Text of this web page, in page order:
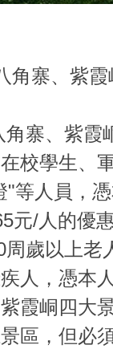
角寨、紫
角寨、紫霞
校學生、
等人員，
元/人的優
歲以上老
人，憑本
霞峒四大
區，但必